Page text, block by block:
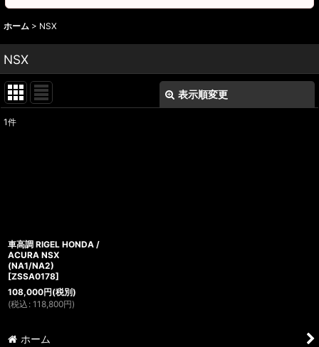
ホーム > NSX
NSX
表示順変更
1件
車高調 RIGEL HONDA /
ACURA NSX
(NA1/NA2)
[ZSSA0178]
108,000円(税別)
(税込 : 118,800円)
ホーム